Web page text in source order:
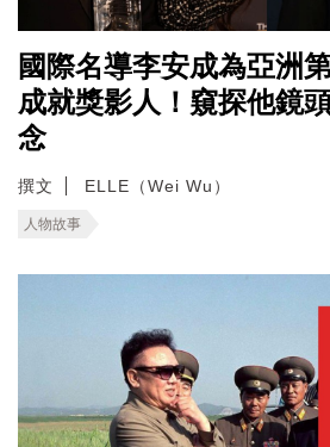
國際名導李安成為亞洲
成就獎影人！窺探他鏡
念
撰文 ELLE（Wei Wu）
人物故事